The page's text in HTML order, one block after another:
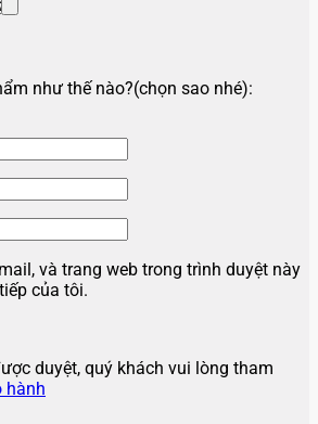
như thế nào?(chọn sao nhé):
và trang web trong trình duyệt này
của tôi.
duyệt, quý khách vui lòng tham
hành